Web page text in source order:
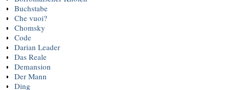
Buchstabe
Che vuoi?
Chomsky
Code
Darian Leader
Das Reale
Demansion
Der Mann
Ding